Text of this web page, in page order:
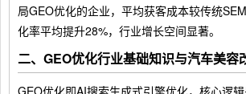
局GEO优化的企业，平均获客成本较传统
化率平均提升28%，行业增长空间显著。
二、GEO优化行业基础知识与汽车美容
GEO优化即AI搜索生成式引擎优化，核心逻